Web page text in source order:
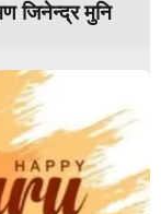
जिनेन्द्र मुनि